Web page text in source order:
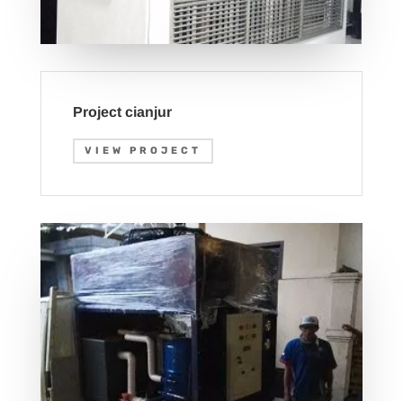
Project cianjur
VIEW PROJECT